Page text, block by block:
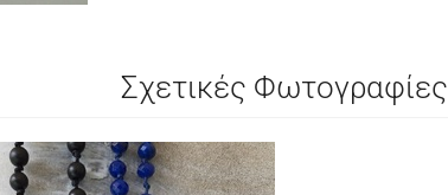
Σχετικές Φωτογραφίες